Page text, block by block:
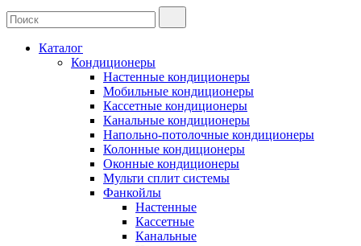
Каталог
Кондиционеры
Настенные кондиционеры
Мобильные кондиционеры
Кассетные кондиционеры
Канальные кондиционеры
Напольно-потолочные кондиционеры
Колонные кондиционеры
Оконные кондиционеры
Мульти сплит системы
Фанкойлы
Настенные
Кассетные
Канальные